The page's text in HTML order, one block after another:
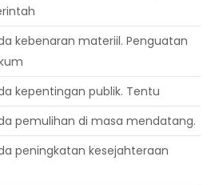
kebenaran materiil. Penguatan
kepentingan publik. Tentu
pemulihan di masa mendatang.
peningkatan kesejahteraan